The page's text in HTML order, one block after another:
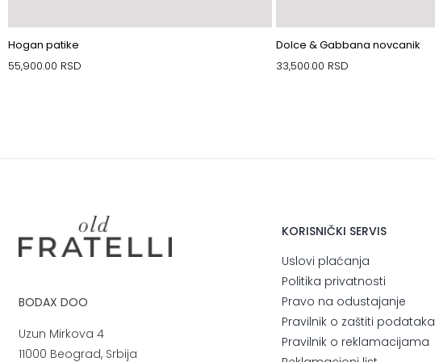
Hogan patike
55,900.00 RSD
Dolce & Gabbana novcanik
33,500.00 RSD
BODAX DOO
Uzun Mirkova 4
11000 Beograd, Srbija
KORISNIČKI SERVIS
Uslovi plaćanja
Politika privatnosti
Pravo na odustajanje
Pravilnik o zaštiti podataka
Pravilnik o reklamacijama